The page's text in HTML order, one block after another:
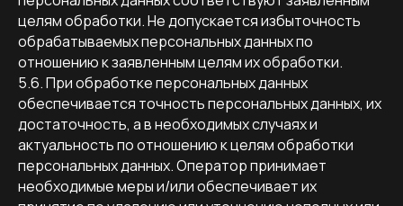
целям обработки. Не допускается избыточность
обрабатываемых персональных данных по
отношению к заявленным целям их обработки.
5.6. При обработке персональных данных
обеспечивается точность персональных данных, их
достаточность, а в необходимых случаях и
актуальность по отношению к целям обработки
персональных данных. Оператор принимает
необходимые меры и/или обеспечивает их